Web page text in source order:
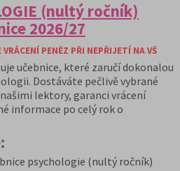
(nultý ročník)
2026/27
VRÁCENÍ PENĚZ PŘI NEPŘIJETÍ NA VŠ
učebnice, které zaručí dokonalou
Dostáváte pečlivě vybrané
lektory, garanci vrácení
informace po celý rok o
psychologie (nultý ročník)